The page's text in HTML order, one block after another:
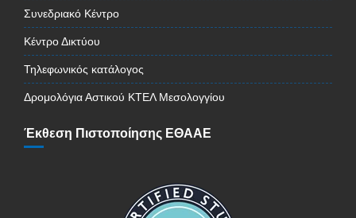
Συνεδριακό Κέντρο
Κέντρο Δικτύου
Τηλεφωνικός κατάλογος
Δρομολόγια Αστικού ΚΤΕΛ Μεσολογγίου
Έκθεση Πιστοποίησης ΕΘΑΑΕ